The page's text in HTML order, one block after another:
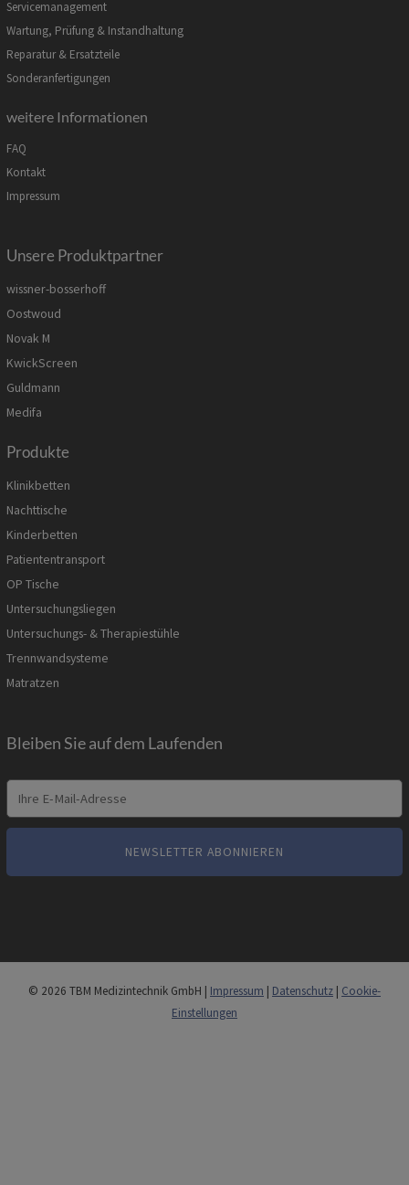
Servicemanagement
Wartung, Prüfung & Instandhaltung
Reparatur & Ersatzteile
Sonderanfertigungen
weitere Informationen
FAQ
Kontakt
Impressum
Unsere Produktpartner
wissner-bosserhoff
Oostwoud
Novak M
KwickScreen
Guldmann
Medifa
Produkte
Klinikbetten
Nachttische
Kinderbetten
Patiententransport
OP Tische
Untersuchungsliegen
Untersuchungs- & Therapiestühle
Trennwandsysteme
Matratzen
Bleiben Sie auf dem Laufenden
© 2026 TBM Medizintechnik GmbH | Impressum | Datenschutz | Cookie-
Einstellungen